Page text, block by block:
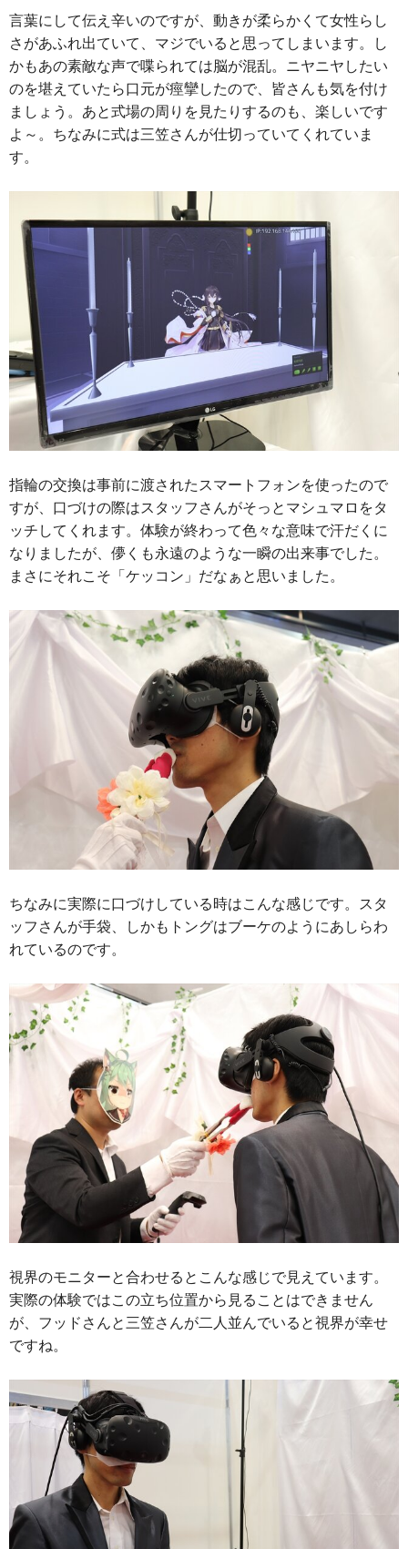
言葉にして伝え辛いのですが、動きが柔らかくて女性らし
さがあふれ出ていて、マジでいると思ってしまいます。し
かもあの素敵な声で喋られては脳が混乱。ニヤニヤしたい
のを堪えていたら口元が痙攣したので、皆さんも気を付け
ましょう。あと式場の周りを見たりするのも、楽しいです
よ～。ちなみに式は三笠さんが仕切っていてくれていま
す。
指輪の交換は事前に渡されたスマートフォンを使ったので
すが、口づけの際はスタッフさんがそっとマシュマロをタ
ッチしてくれます。体験が終わって色々な意味で汗だくに
なりましたが、儚くも永遠のような一瞬の出来事でした。
まさにそれこそ「ケッコン」だなぁと思いました。
ちなみに実際に口づけしている時はこんな感じです。スタ
ッフさんが手袋、しかもトングはブーケのようにあしらわ
れているのです。
視界のモニターと合わせるとこんな感じで見えています。
実際の体験ではこの立ち位置から見ることはできません
が、フッドさんと三笠さんが二人並んでいると視界が幸せ
ですね。